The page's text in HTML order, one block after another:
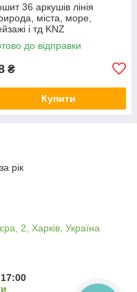
36 аркушів лінія
міста, море,
і тд KNZ
до відправки
₴
Купити
рік
2, Харків, Україна